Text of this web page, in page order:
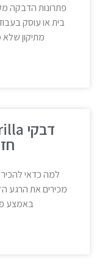
פתרונות הדבקה
בית או עוסק
מתיקון שלא
למה כדאי
מכירים את הרגע
באמצע